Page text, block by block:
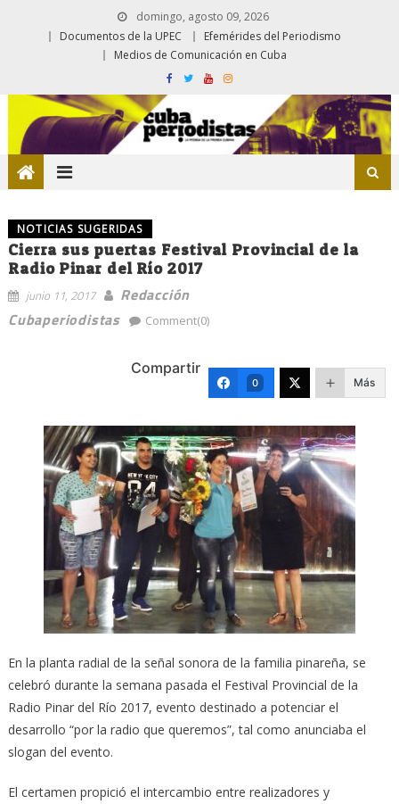
domingo, agosto 09, 2026
Documentos de la UPEC
Efemérides del Periodismo
Medios de Comunicación en Cuba
NOTICIAS SUGERIDAS
Cierra sus puertas Festival Provincial de la
Radio Pinar del Río 2017
junio 11, 2017
Redacción
Cubaperiodistas
Comment(0)
Compartir
0 Más
En la planta radial de la señal sonora de la familia pinareña, se
celebró durante la semana pasada el Festival Provincial de la
Radio Pinar del Río 2017, evento destinado a potenciar el
desarrollo “por la radio que queremos”, tal como anunciaba el
slogan del evento.
El certamen propició el intercambio entre realizadores y